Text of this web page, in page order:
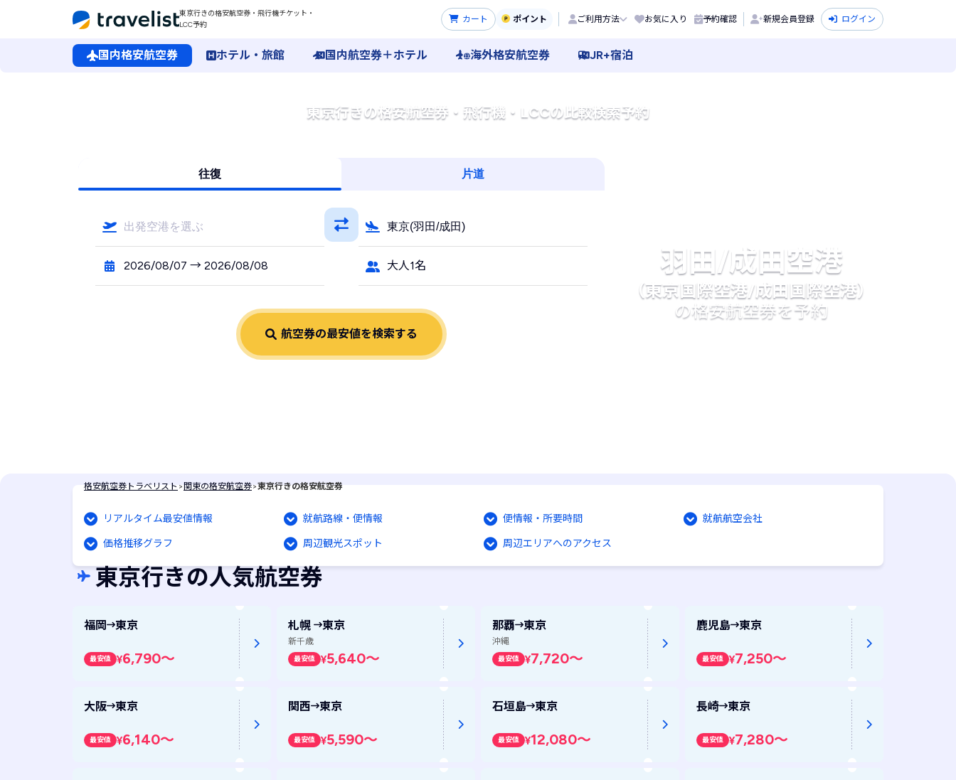
東京行きの格安航空券・飛行機チケット・
LCC予約
カート ポイント ご利用方法 お気に入り 予約確認 新規会員登録 ログイン
国内格安航空券 ホテル・旅館 国内航空券＋ホテル 海外格安航空券 JR+宿泊
東京行きの格安航空券・飛行機・LCCの比較検索予約
往復 片道
出発空港を選ぶ 東京(羽田/成田)
2026/08/07 → 2026/08/08 大人1名
航空券の最安値を検索する
羽田/成田空港
（東京国際空港/成田国際空港）
の格安航空券を予約
格安航空券トラベリスト > 関東の格安航空券>東京行きの格安航空券
リアルタイム最安値情報 就航路線・便情報 便情報・所要時間 就航航空会社
価格推移グラフ 周辺観光スポット 周辺エリアへのアクセス
東京行きの人気航空券
福岡 東京
最安値 ¥6,790～
札幌
新千歳
東京
最安値 ¥5,640～
那覇
沖縄
東京
最安値 ¥7,720～
鹿児島 東京
最安値 ¥7,250～
大阪 東京
最安値 ¥6,140～
関西 東京
最安値 ¥5,590～
石垣島 東京
最安値 ¥12,080～
長崎 東京
最安値 ¥7,280～